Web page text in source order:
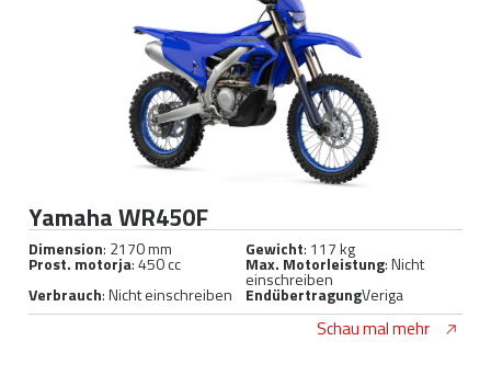
Yamaha WR450F
Dimension: 2170 mm Gewicht: 117 kg
Prost. motorja: 450 cc Max. Motorleistung: Nicht
einschreiben
Verbrauch: Nicht einschreiben EndübertragungVeriga
Schau mal mehr